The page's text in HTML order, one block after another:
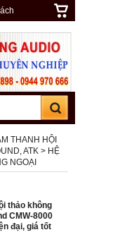
THANH HỘI
ATK
HỆ
NGOẠI
thảo không
CMW-8000
đại, giá tốt